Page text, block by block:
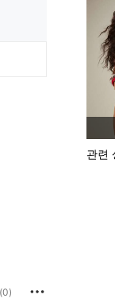
멀티컬러, 사이즈: S
관련